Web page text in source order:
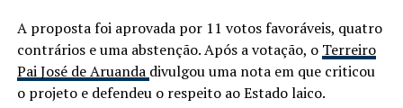
A proposta foi aprovada por 11 votos favoráveis, quatro
contrários e uma abstenção. Após a votação, o Terreiro
Pai José de Aruanda divulgou uma nota em que criticou
o projeto e defendeu o respeito ao Estado laico.